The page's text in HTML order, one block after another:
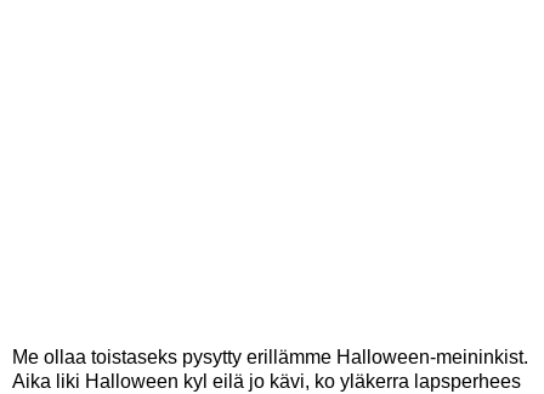
Me ollaa toistaseks pysytty erillämme Halloween-meininkist.
Aika liki Halloween kyl eilä jo kävi, ko yläkerra lapsperhees